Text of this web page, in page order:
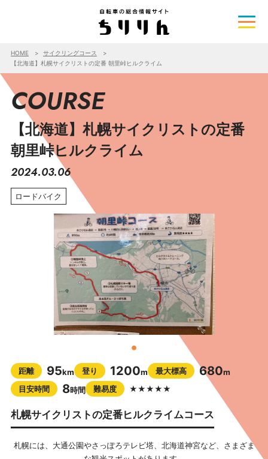
HOME
サイクリングコース
【北海道】札幌サイクリストの定番 朝里峠ヒルクライム
COURSE
【北海道】札幌サイクリストの定番
朝里峠ヒルクライム
2024.03.06
ロードバイク
距離 95km 登り 1200m 最大標高 680m
目安時間
8時間 難易度 ★★★★★
札幌サイクリストの定番ヒルクライムコース
札幌には、大通公園やさっぽろテレビ塔、北海道神宮など、さまざま